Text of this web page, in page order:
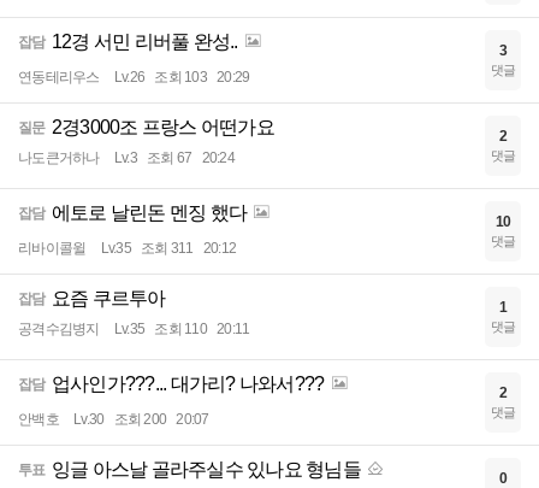
잡담 12경 서민 리버풀 완성..
연동테리우스 Lv.26 조회 103 20:29
3
댓글
질문 2경3000조 프랑스 어떤가요
나도큰거하나 Lv.3 조회 67 20:24
2
댓글
잡담 에토로 날린돈 멘징 했다
리바이콜윌 Lv.35 조회 311 20:12
10
댓글
잡담 요즘 쿠르투아
공격수김병지 Lv.35 조회 110 20:11
1
댓글
잡담 업사인가???... 대가리? 나와서???
안백호 Lv.30 조회 200 20:07
2
댓글
투표 잉글 아스날 골라주실수 있나요 형님들 0